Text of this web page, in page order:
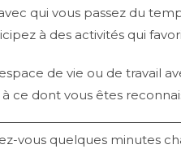
qui vous passez du
à des activités qui
de vie ou de travail
ce dont vous êtes
vous quelques minutes